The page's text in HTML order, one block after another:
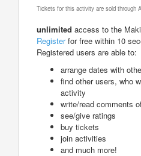
Tickets for this activity are sold through
unlimited access to the
Registerfor free within 10
Registered users are able to:
arrange dates with
find other users, who
activity
write/read comments
see/give ratings
buy tickets
join activities
and much more!